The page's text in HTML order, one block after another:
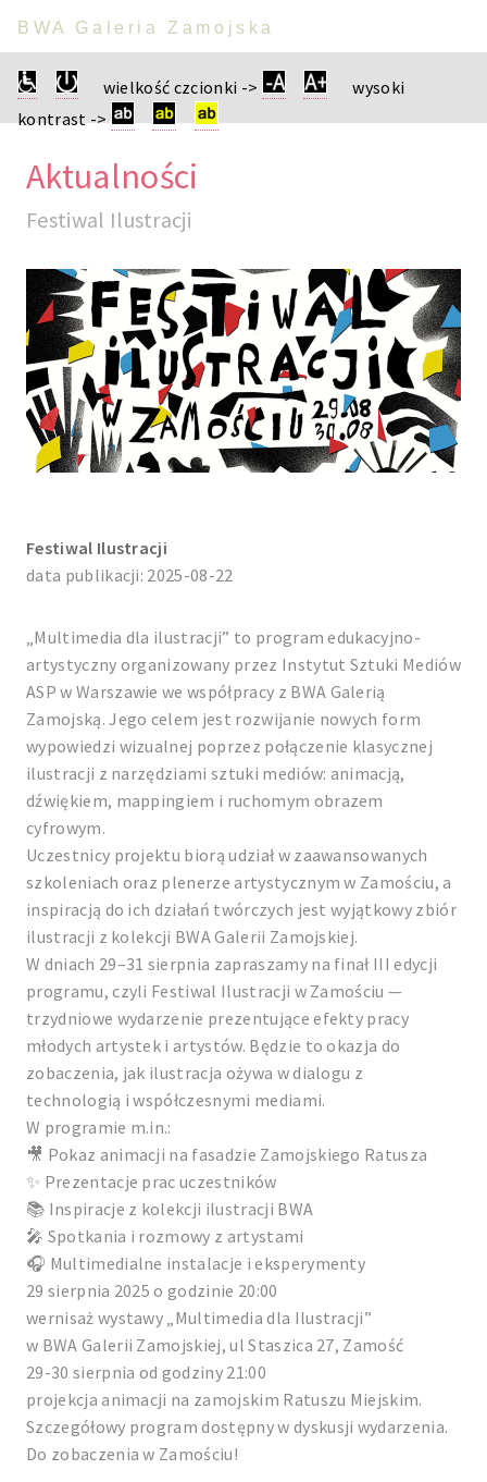
BWA Galeria Zamojska
wielkość czcionki ->
wysoki
kontrast ->
Aktualności
Festiwal Ilustracji
Festiwal Ilustracji
data publikacji: 2025-08-22
„Multimedia dla ilustracji” to program edukacyjno-
artystyczny organizowany przez Instytut Sztuki Mediów
ASP w Warszawie we współpracy z BWA Galerią
Zamojską. Jego celem jest rozwijanie nowych form
wypowiedzi wizualnej poprzez połączenie klasycznej
ilustracji z narzędziami sztuki mediów: animacją,
dźwiękiem, mappingiem i ruchomym obrazem
cyfrowym.
Uczestnicy projektu biorą udział w zaawansowanych
szkoleniach oraz plenerze artystycznym w Zamościu, a
inspiracją do ich działań twórczych jest wyjątkowy zbiór
ilustracji z kolekcji BWA Galerii Zamojskiej.
W dniach 29–31 sierpnia zapraszamy na finał III edycji
programu, czyli Festiwal Ilustracji w Zamościu —
trzydniowe wydarzenie prezentujące efekty pracy
młodych artystek i artystów. Będzie to okazja do
zobaczenia, jak ilustracja ożywa w dialogu z
technologią i współczesnymi mediami.
W programie m.in.:
🎥 Pokaz animacji na fasadzie Zamojskiego Ratusza
✨ Prezentacje prac uczestników
📚 Inspiracje z kolekcji ilustracji BWA
🎤 Spotkania i rozmowy z artystami
🎧 Multimedialne instalacje i eksperymenty
29 sierpnia 2025 o godzinie 20:00
wernisaż wystawy „Multimedia dla Ilustracji”
w BWA Galerii Zamojskiej, ul Staszica 27, Zamość
29-30 sierpnia od godziny 21:00
projekcja animacji na zamojskim Ratuszu Miejskim.
Szczegółowy program dostępny w dyskusji wydarzenia.
Do zobaczenia w Zamościu!